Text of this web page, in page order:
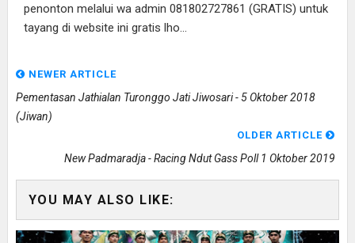
penonton melalui wa admin 081802727861 (GRATIS) untuk
tayang di website ini gratis lho...
NEWER ARTICLE
Pementasan Jathialan Turonggo Jati Jiwosari - 5 Oktober 2018
(Jiwan)
OLDER ARTICLE
New Padmaradja - Racing Ndut Gass Poll 1 Oktober 2019
YOU MAY ALSO LIKE: